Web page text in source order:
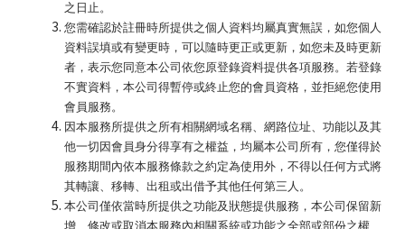
之日止。
您需確認於註冊時所提供之個人資料均屬真實無誤，如您個人
資料誤填或有變更時，可以隨時更正或更新，如您未及時更新
者，表示您同意本公司依您原登錄資料提供各項服務。若登錄
不實資料，本公司得暫停或終止您的會員資格，並拒絕您使用
會員服務。
因本服務所提供之所有相關網域名稱、網路位址、功能以及其
他一切因會員身分得享有之權益，均屬本公司所有，您僅得於
服務期間內依本服務條款之約定為使用外，不得以任何方式將
其轉讓、移轉、出租或出借予其他任何第三人。
本公司僅依當時所提供之功能及狀態提供服務，本公司保留新
增、修改或取消本服務內相關系統或功能之全部或部份之權